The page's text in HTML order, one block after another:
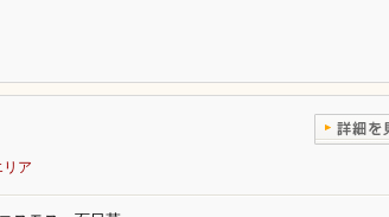
リア